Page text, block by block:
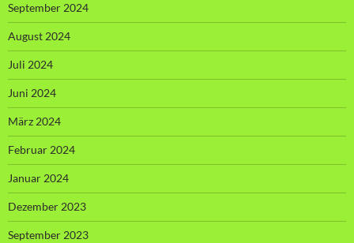
September 2024
August 2024
Juli 2024
Juni 2024
März 2024
Februar 2024
Januar 2024
Dezember 2023
September 2023